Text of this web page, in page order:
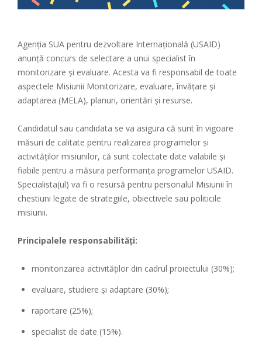
Agenția SUA pentru dezvoltare Internațională (USAID)
anunță concurs de selectare a unui specialist în
monitorizare și evaluare. Acesta va fi responsabil de toate
aspectele Misiunii Monitorizare, evaluare, învățare și
adaptarea (MELA), planuri, orientări și resurse.
Candidatul sau candidata se va asigura că sunt în vigoare
măsuri de calitate pentru realizarea programelor și
activităților misiunilor, că sunt colectate date valabile și
fiabile pentru a măsura performanța programelor USAID.
Specialista(ul) va fi o resursă pentru personalul Misiunii în
chestiuni legate de strategiile, obiectivele sau politicile
misiunii.
Principalele responsabilități:
monitorizarea activităților din cadrul proiectului (30%);
evaluare, studiere și adaptare (30%);
raportare (25%);
specialist de date (15%).